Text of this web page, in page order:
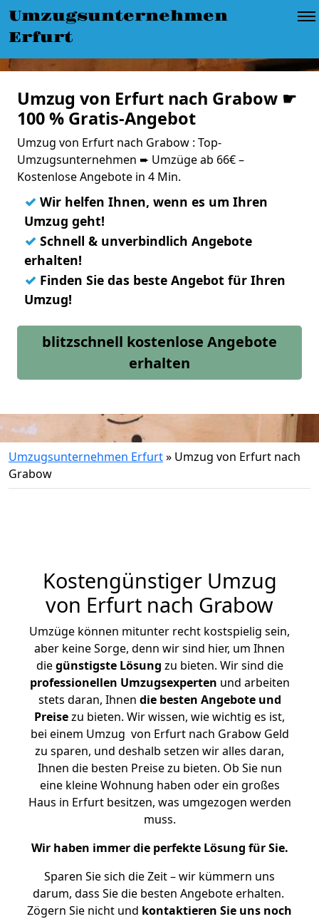
Umzugsunternehmen
Erfurt
Umzug von Erfurt nach Grabow ☛
100 % Gratis-Angebot
Umzug von Erfurt nach Grabow : Top-
Umzugsunternehmen ➨ Umzüge ab 66€ –
Kostenlose Angebote in 4 Min.
✓ Wir helfen Ihnen, wenn es um Ihren
Umzug geht!
✓ Schnell & unverbindlich Angebote
erhalten!
✓ Finden Sie das beste Angebot für Ihren
Umzug!
blitzschnell kostenlose Angebote
erhalten
Umzugsunternehmen Erfurt» Umzug von Erfurt nach
Grabow
Kostengünstiger Umzug
von Erfurt nach Grabow
Umzüge können mitunter recht kostspielig sein,
aber keine Sorge, denn wir sind hier, um Ihnen
diegünstigste Lösung zu bieten. Wir sind die
professionellen Umzugsexperten und arbeiten
stets daran, Ihnen die besten Angebote und
Preisezu bieten. Wir wissen, wie wichtig es ist,
bei einem Umzug von Erfurt nach Grabow Geld
zu sparen, und deshalb setzen wir alles daran,
Ihnen die besten Preise zu bieten. Ob Sie nun
eine kleine Wohnung haben oder ein großes
Haus in Erfurt besitzen, was umgezogen werden
muss.
Wir haben immer die perfekte Lösung für Sie.
Sparen Sie sich die Zeit – wir kümmern uns
darum, dass Sie die besten Angebote erhalten.
Zögern Sie nicht und kontaktieren Sie uns noch